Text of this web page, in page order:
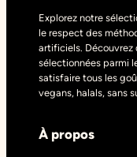
Explorez notre
le respect des
artificiels. Découvrez
sélectionnées parmi
satisfaire tous les
vegans, halals, sans
À propos